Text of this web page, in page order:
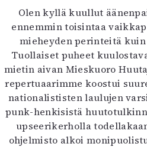
Olen kyllä kuullut
ennemmin toisintaa
mieheyden perinteitä
Tuollaiset puheet
mietin aivan Mieskuoro
repertuaarimme koostui
nationalististen laulujen
punk-henkisistä
upseerikerholla
ohjelmisto alkoi